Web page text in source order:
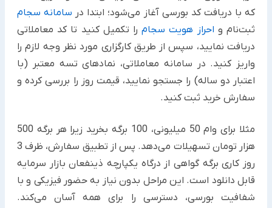
که با دریافت کد بورسی آغاز می‌شود؛ ابتدا در سامانه سجام
ثبت‌نام و احراز هویت سجامرا تکمیل کنید تا کد معاملاتی
دریافت نمایید، سپس از طریق کارگزاری مورد نظر وجه لازم را
واریز کنید. در سامانه معاملاتی، نمادهای تسه معتبر (با
اعتبار دو ساله) را جستجو نمایید، قیمت روز را بررسی کرده و
سفارش خرید ثبت کنید.
مثلا برای وام 50 میلیونی، 100 برگه بخرید زیرا هر برگه 500
هزار تومان تسهیلات می‌دهد. پس از تطبیق سفارش، ظرف 3
روز کاری برگه گواهی از درگاه یکپارچه ذینفعان بازار سرمایه
قابل دانلود است. این مراحل بدون نیاز به حضور فیزیکی و با
شفافیت بورسی، دسترسی را برای همه آسان می‌کند.